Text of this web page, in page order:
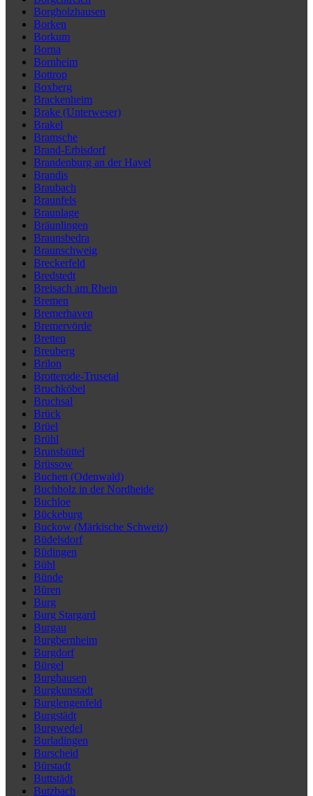
Borgholzhausen
Borken
Borkum
Borna
Bornheim
Bottrop
Boxberg
Brackenheim
Brake (Unterweser)
Brakel
Bramsche
Brand-Erbisdorf
Brandenburg an der Havel
Brandis
Braubach
Braunfels
Braunlage
Bräunlingen
Braunsbedra
Braunschweig
Breckerfeld
Bredstedt
Breisach am Rhein
Bremen
Bremerhaven
Bremervörde
Bretten
Breuberg
Brilon
Brotterode-Trusetal
Bruchköbel
Bruchsal
Brück
Brüel
Brühl
Brunsbüttel
Brüssow
Buchen (Odenwald)
Buchholz in der Nordheide
Buchloe
Bückeburg
Buckow (Märkische Schweiz)
Büdelsdorf
Büdingen
Bühl
Bünde
Büren
Burg
Burg Stargard
Burgau
Burgbernheim
Burgdorf
Bürgel
Burghausen
Burgkunstadt
Burglengenfeld
Burgstädt
Burgwedel
Burladingen
Burscheid
Bürstadt
Buttstädt
Butzbach